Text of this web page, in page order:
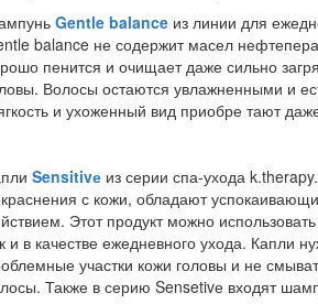
Gentle balance из линии для
balance не содержит масел
пенится и очищает даже сильно
Волосы остаются увлажненными и
и ухоженный вид приобре тают
Sensitivе из серии спа-ухода
с кожи, обладают
Этот продукт можно
и в качестве ежедневного ухода. Капли
участки кожи головы и не
Также в серию Sensetivе входят